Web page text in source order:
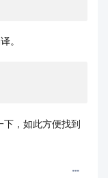
。
，如此方便找到